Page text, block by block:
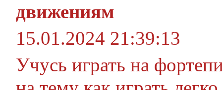
движениям
15.01.2024 21:39:13
Учусь играть на